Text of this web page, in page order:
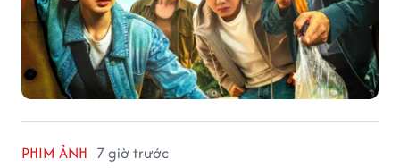
PHIM ẢNH 7 giờ trước